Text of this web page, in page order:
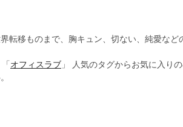
転移ものまで、胸キュン、切ない、純愛など
オフィスラブ 」 人気のタグからお気に入り